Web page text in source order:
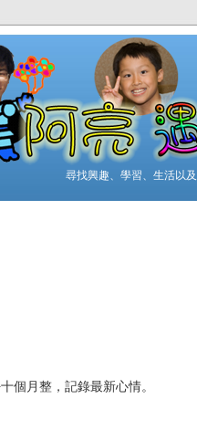
尋找興趣、學習、生活以
個月整，記錄最新心情。